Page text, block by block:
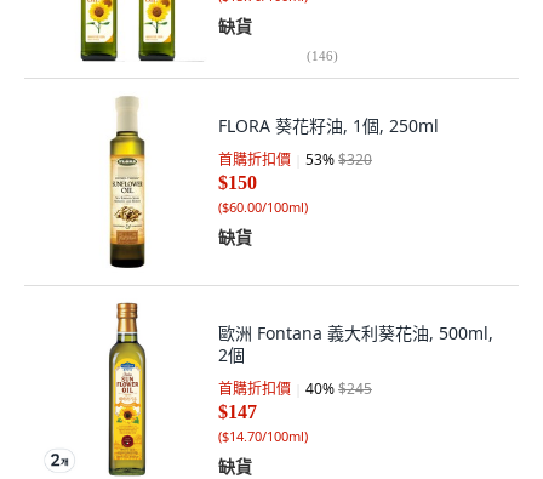
缺貨
(146)
FLORA 葵花籽油, 1個, 250ml
首購折扣價 53%$320
$150
($60.00/100ml)
缺貨
歐洲 Fontana 義大利葵花油, 500ml,
2個
首購折扣價 40%$245
$147
($14.70/100ml)
缺貨